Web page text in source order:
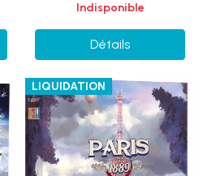
Indisponible
Détails
LIQUIDATION